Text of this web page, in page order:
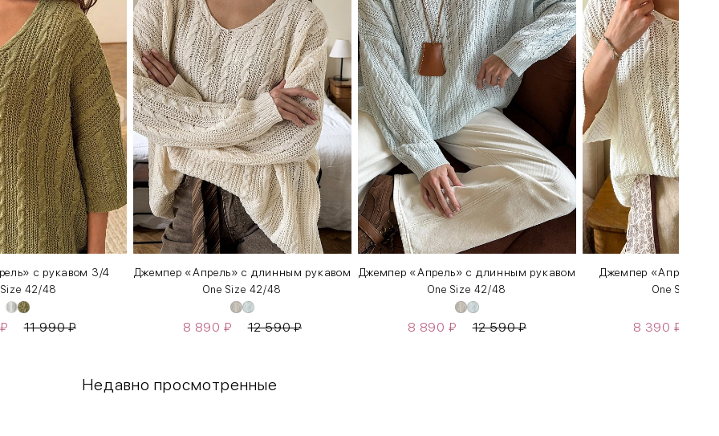
с рукавом 3/4
Size 42/48
₽ 11 990₽
Джемпер «Апрель» c длинным рукавом
One Size 42/48
8 890 ₽ 12 590₽
Джемпер «Апрель» c длинным рукавом
One Size 42/48
8 890 ₽ 12 590₽
Джемпер «Апрель» с
One Size
8 390 ₽
Недавно просмотренные